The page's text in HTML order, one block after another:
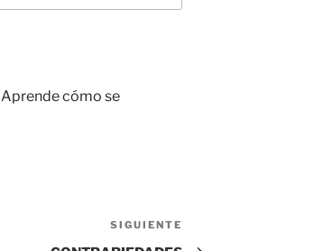
Aprende cómo se
SIGUIENTE